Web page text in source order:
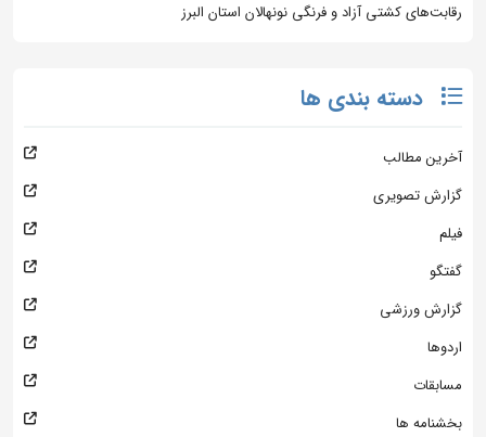
رقابت‌های کشتی آزاد و فرنگی نونهالان استان البرز
دسته بندی ها
آخرین مطالب
گزارش تصویری
فیلم
گفتگو
گزارش ورزشی
اردوها
مسابقات
بخشنامه ها